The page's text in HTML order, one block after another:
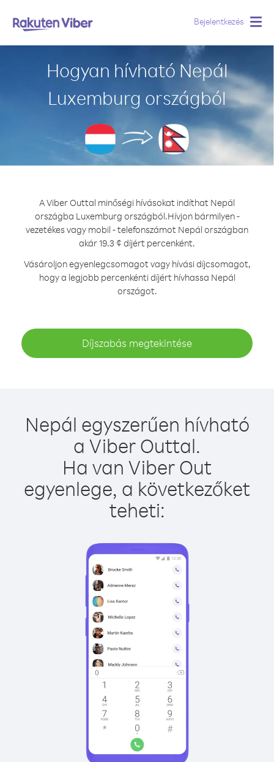
Bejelentkezés
Hogyan hívható Nepál
Luxemburg országból
A Viber Outtal minőségi hívásokat indíthat Nepál
országba Luxemburg országból.Hívjon bármilyen -
vezetékes vagy mobil - telefonszámot Nepál országban
akár 19.3 ¢ díjért percenként.
Vásároljon egyenlegcsomagot vagy hívási díjcsomagot,
hogy a legjobb percenkénti díjért hívhassa Nepál
országot.
Díjszabás megtekintése
Nepál egyszerűen hívható
a Viber Outtal.
Ha van Viber Out
egyenlege, a következőket
teheti: